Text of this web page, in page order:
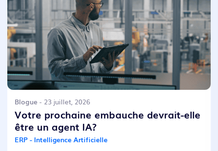
Blogue - 23 juillet, 2026
Votre prochaine embauche devrait-elle
être un agent IA?
ERP - Intelligence Artificielle